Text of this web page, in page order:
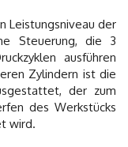
Leistungsniveau der
Steuerung, die 3
ausführen
Zylindern ist die
der zum
des Werkstücks
wird.